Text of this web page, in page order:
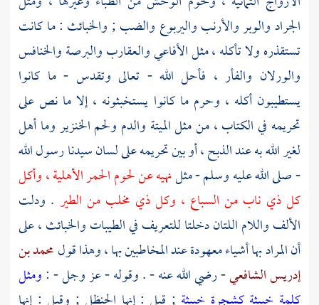
الجراد والوبر والأرنب واليربوع والضب ; والخبائث : ما كانت
تستقذره ولا تأكله ، مثل الأفاعي والعقارب والبرصة والخنافس
والورلان والفأر ، فأحل الله - تعالى وتقدس - ما كانوا
يستطيبون أكله ، وحرم ما كانوا يستخبثونه ، إلا ما نص على
تحريمه في الكتاب ، من مثل الميتة والدم ولحم الخنزير وما أهل
لغير الله به عند الذبح ، أو بين تحريمه على لسان سيدنا رسول الله
- صلى الله عليه وسلم - مثلنهيه عن لحوم الحمر الأهلية ، وأكل
كل ذي ناب من السباع ، وكل ذي مخلب من الطير . ودلت
الألف واللام اللتان دخلتا للتعريف في الطيبات والخبائث ، على
أن المراد بها أشياء معهودة عند المخاطبين بها ، وهذا قولمحمد بن
إدريس الشافعي- رضي الله عنه - . وقوله - عز وجل - :ومثل